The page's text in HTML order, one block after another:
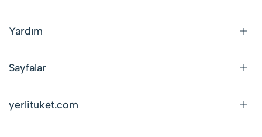
Yardım
Sayfalar
yerlituket.com